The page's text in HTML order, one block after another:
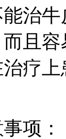
治
且
疗
项：